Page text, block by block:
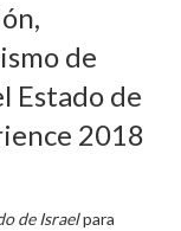
de
Estado de
2018
de Israelpara